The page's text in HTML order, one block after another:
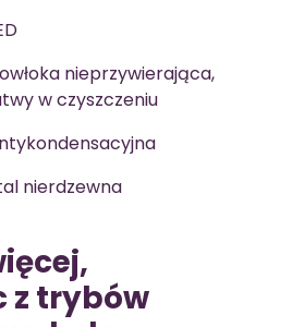
nieprzywierająca,
w czyszczeniu
nierdzewna
z trybów